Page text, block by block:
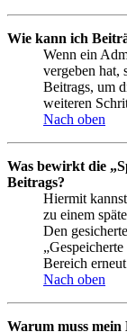
Wie kann ich
Wenn ein
vergeben hat,
Beitrags, um
weiteren
Nach oben
Was bewirkt die
Beitrags?
Hiermit
zu einem
Den
Bereich
Nach oben
Warum muss mein